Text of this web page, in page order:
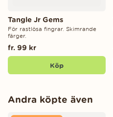
Tangle Jr Gems
För rastlösa fingrar. Skimrande
färger.
fr. 99 kr
Köp
Andra köpte även